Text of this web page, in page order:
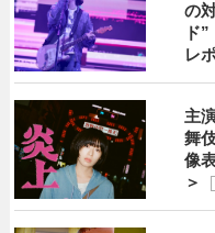
の
ド
レ
主
舞
像
＞